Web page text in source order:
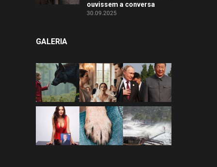
ouvissem a conversa
30.09.2025
GALERIA